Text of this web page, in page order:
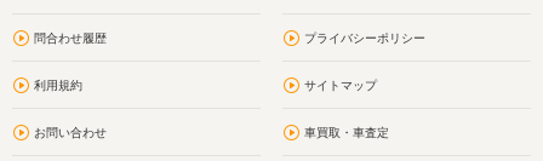
問合わせ履歴 プライバシーポリシー
利用規約 サイトマップ
お問い合わせ 車買取・車査定